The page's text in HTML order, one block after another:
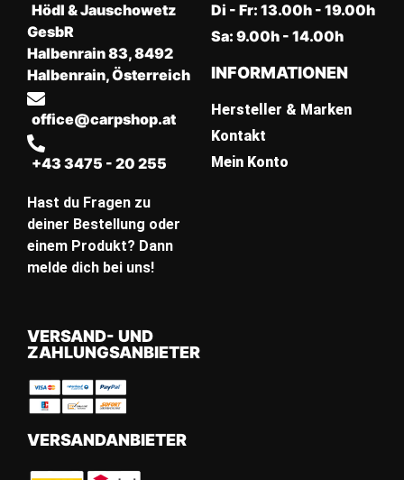
Hödl & Jauschowetz
GesbR
Halbenrain 83, 8492
Halbenrain, Österreich
office@carpshop.at
+43 3475 - 20 255
Hast du Fragen zu
deiner Bestellung oder
einem Produkt? Dann
melde dich bei uns!
Di - Fr: 13.00h - 19.00h
Sa: 9.00h - 14.00h
INFORMATIONEN
Hersteller & Marken
Kontakt
Mein Konto
VERSAND- UND
ZAHLUNGSANBIETER
VERSANDANBIETER